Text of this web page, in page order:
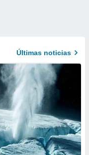
Últimas noticias